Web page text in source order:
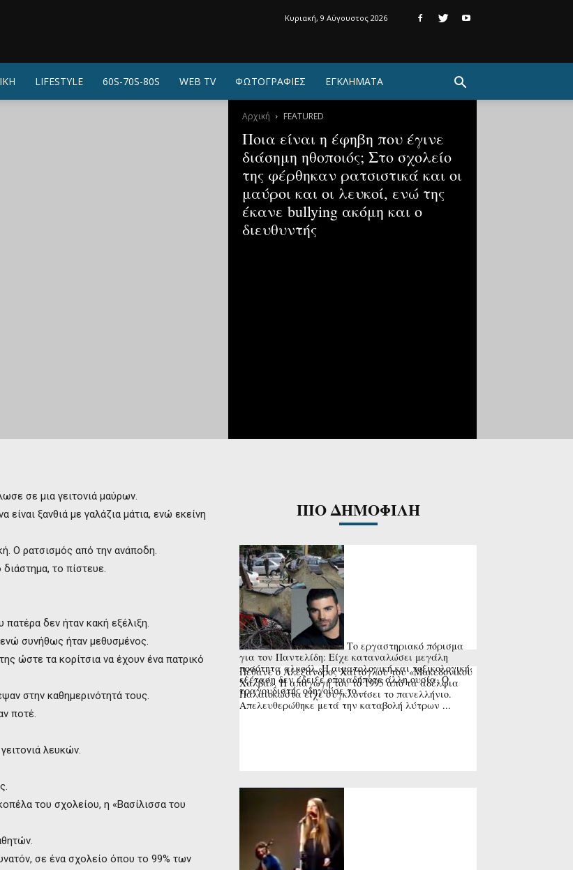
Κυριακή, 9 Αύγουστος 2026
LIFESTYLE 60S-70S-80S WEB TV ΦΩΤΟΓΡΑΦΙΕΣ ΕΓΚΛΗΜΑΤΑ
Αρχική FEATURED
Ποια είναι η έφηβη που έγινε
διάσημη ηθοποιός; Στο σχολείο
της φέρθηκαν ρατσιστικά και οι
μαύροι και οι λευκοί, ενώ της
έκανε bullying ακόμη και ο
διευθυντής
σε μια γειτονιά μαύρων.
είναι ξανθιά με γαλάζια μάτια, ενώ εκείνη
Ο ρατσισμός από την ανάποδη.
διάστημα, το πίστευε.
δεν ήταν κακή εξέλιξη.
συνήθως ήταν μεθυσμένος.
ώστε τα κορίτσια να έχουν ένα πατρικό
στην καθημερινότητά τους.
ποτέ.
λευκών.
του σχολείου, η «Βασίλισσα του
σε ένα σχολείο όπου το 99% των
ΠΙΟ ΔΗΜΟΦΙΛΗ
Το εργαστηριακό πόρισμα
για τον Παντελίδη: Είχε καταναλώσει μεγάλη
ποσότητα αλκοόλ. Η αιματολογική και τοξικολογική
εξέταση δεν έδειξε οποιαδήποτε άλλη ουσία. Ο
τραγουδιστής οδηγούσε το ...
Πέθανε ο Αλέξανδρος Χαΐτογλου του «Μακεδονικού
Χαλβά». Η απαγωγή του το 1995 από τα αδέλφια
Παλαιοκώστα είχε συγκλονίσει το πανελλήνιο.
Απελευθερώθηκε μετά την καταβολή λύτρων ...